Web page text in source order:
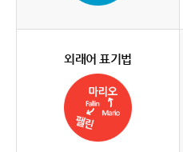
외래어 표기법